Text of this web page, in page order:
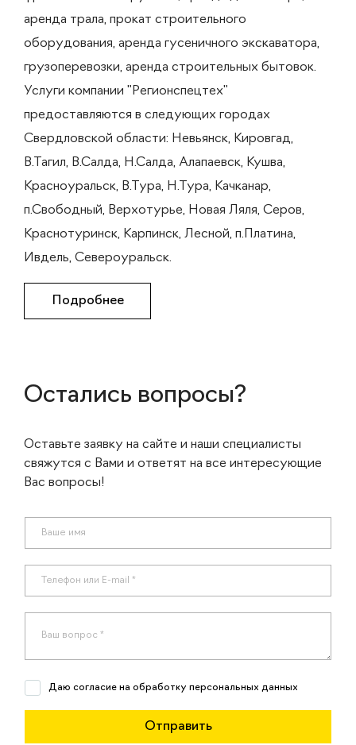
аренда трала, прокат строительного
оборудования, аренда гусеничного экскаватора,
грузоперевозки, аренда строительных бытовок.
Услуги компании "Регионспецтех"
предоставляются в следующих городах
Свердловской области: Невьянск, Кировгад,
В.Тагил, В.Салда, Н.Салда, Алапаевск, Кушва,
Красноуральск, В.Тура, Н.Тура, Качканар,
п.Свободный, Верхотурье, Новая Ляля, Серов,
Краснотуринск, Карпинск, Лесной, п.Платина,
Ивдель, Североуральск.
Подробнее
Остались вопросы?
Оставьте заявку на сайте и наши специалисты
свяжутся с Вами и ответят на все интересующие
Вас вопросы!
Даю согласие на обработку персональных данных